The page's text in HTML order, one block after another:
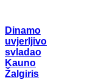
Dinamo
uvjerljivo
svladao
Kauno
Žalgiris